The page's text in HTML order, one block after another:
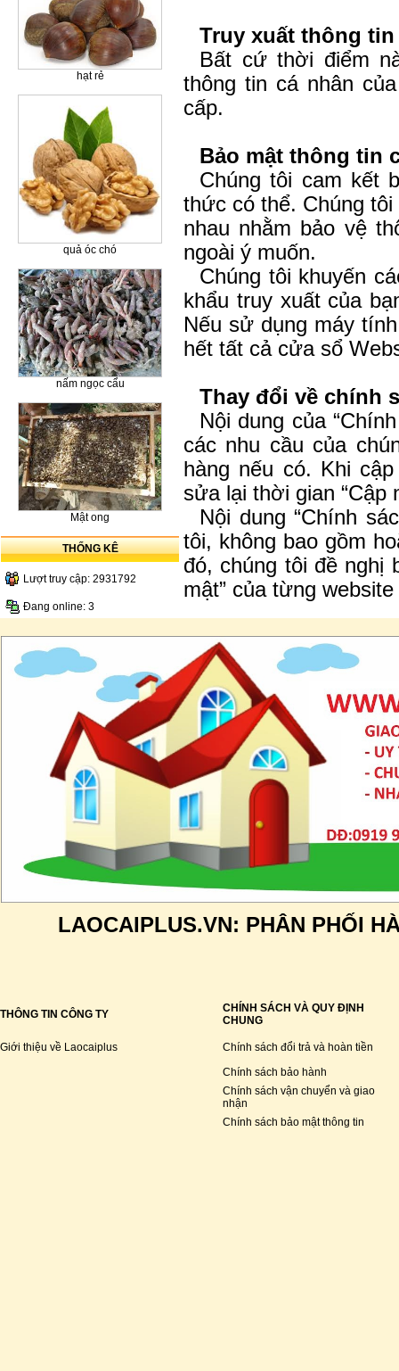
hạt rẻ
quả óc chó
nấm ngọc cẩu
Mật ong
THỐNG KÊ
Lượt truy cập: 2931792
Đang online: 3
Truy xuất thông tin
Bất cứ thời điểm
thông tin cá nhân
cấp.
Bảo mật thông tin
Chúng tôi cam kết
thức có thể. Chúng
nhau nhằm bảo vệ
ngoài ý muốn.
Chúng tôi khuyến
khẩu truy xuất của
Nếu sử dụng máy
hết tất cả cửa sổ
Thay đổi về chính
Nội dung của
các nhu cầu của
hàng nếu có. Khi
sửa lại thời gian “Cập
Nội dung “Chính
tôi, không bao gồm
đó, chúng tôi đề nghị
mật” của từng
LAOCAIPLUS.VN: PHÂN PHỐI
THÔNG TIN CÔNG TY
Giới thiệu về Laocaiplus
CHÍNH SÁCH VÀ QUY ĐỊNH
CHUNG
Chính sách đổi trả và hoàn tiền
Chính sách bảo hành
Chính sách vận chuyển và giao
nhận
Chính sách bảo mật thông tin